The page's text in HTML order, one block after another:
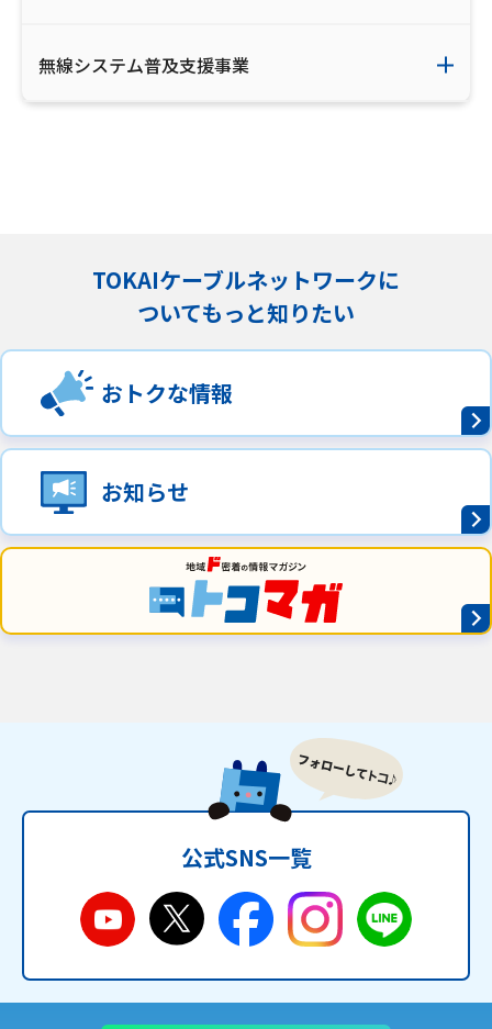
無線システム普及支援事業
TOKAIケーブルネットワークに
ついてもっと知りたい
おトクな情報
お知らせ
公式SNS一覧